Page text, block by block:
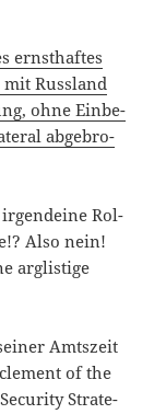
ernst­haf­tes
mit Russ­land
ohne Ein­be­
abge­bro­
irgend­ei­ne Rol­
Also nein!
arg­lis­ti­ge
Amts­zeit
of the
Stra­te­